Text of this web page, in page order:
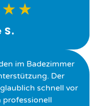
★ ★
S.
im Badezimmer
Der
schnell vor
professionell